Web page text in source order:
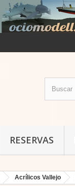
RESERVAS
Acrílicos Vallejo